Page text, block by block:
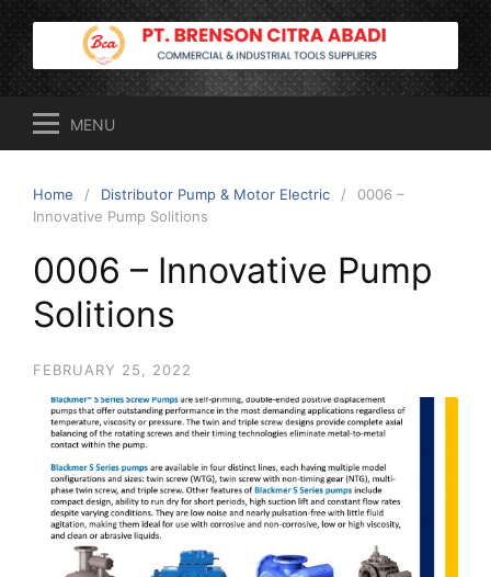
to
content
MENU
Home Distributor Pump & Motor Electric
0006 –
Innovative Pump Solitions
0006 – Innovative Pump
Solitions
FEBRUARY 25, 2022